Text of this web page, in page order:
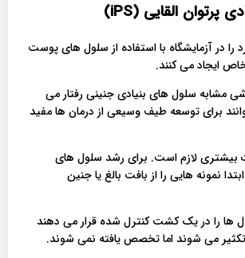
پرتوان القایی (iPS)
را در آزمایشگاه با استفاده از سلول های پوست
ایجاد می کنند.
مشابه سلول های بنیادی جنینی رفتار می
برای توسعه طیف وسیعی از درمان ها مفید
بیشتری لازم است. برای رشد سلول های
نمونه هایی را از بافت بالغ یا جنین
ها را در یک کشت کنترل شده قرار می دهند
می شوند اما تخصص یافته نمی شوند.